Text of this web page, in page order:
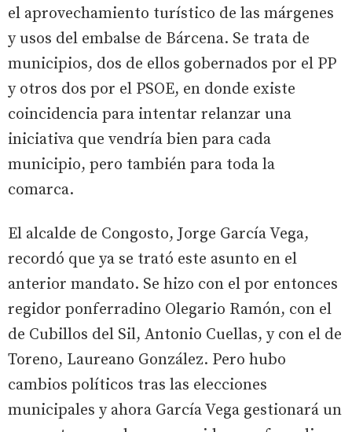
el aprovechamiento turístico de las márgenes
y usos del embalse de Bárcena. Se trata de
municipios, dos de ellos gobernados por el PP
y otros dos por el PSOE, en donde existe
coincidencia para intentar relanzar una
iniciativa que vendría bien para cada
municipio, pero también para toda la
comarca.
El alcalde de Congosto, Jorge García Vega,
recordó que ya se trató este asunto en el
anterior mandato. Se hizo con el por entonces
regidor ponferradino Olegario Ramón, con el
de Cubillos del Sil, Antonio Cuellas, y con el de
Toreno, Laureano González. Pero hubo
cambios políticos tras las elecciones
municipales y ahora García Vega gestionará un